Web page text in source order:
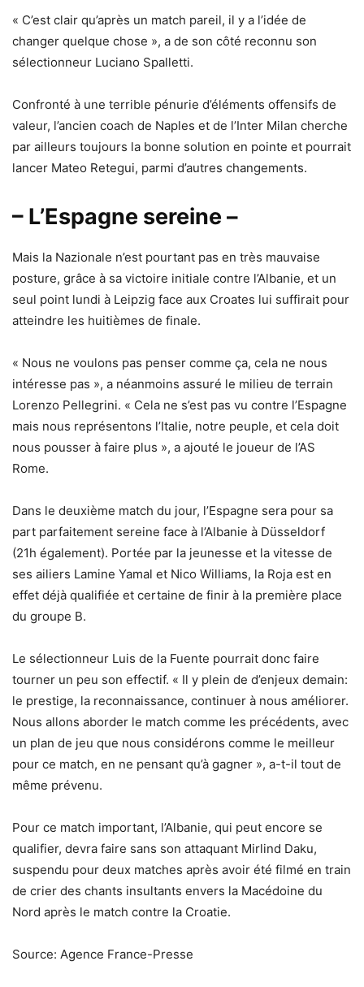
« C’est clair qu’après un match pareil, il y a l’idée de
changer quelque chose », a de son côté reconnu son
sélectionneur Luciano Spalletti.
Confronté à une terrible pénurie d’éléments offensifs de
valeur, l’ancien coach de Naples et de l’Inter Milan cherche
par ailleurs toujours la bonne solution en pointe et pourrait
lancer Mateo Retegui, parmi d’autres changements.
– L’Espagne sereine –
Mais la Nazionale n’est pourtant pas en très mauvaise
posture, grâce à sa victoire initiale contre l’Albanie, et un
seul point lundi à Leipzig face aux Croates lui suffirait pour
atteindre les huitièmes de finale.
« Nous ne voulons pas penser comme ça, cela ne nous
intéresse pas », a néanmoins assuré le milieu de terrain
Lorenzo Pellegrini. « Cela ne s’est pas vu contre l’Espagne
mais nous représentons l’Italie, notre peuple, et cela doit
nous pousser à faire plus », a ajouté le joueur de l’AS
Rome.
Dans le deuxième match du jour, l’Espagne sera pour sa
part parfaitement sereine face à l’Albanie à Düsseldorf
(21h également). Portée par la jeunesse et la vitesse de
ses ailiers Lamine Yamal et Nico Williams, la Roja est en
effet déjà qualifiée et certaine de finir à la première place
du groupe B.
Le sélectionneur Luis de la Fuente pourrait donc faire
tourner un peu son effectif. « Il y plein de d’enjeux demain:
le prestige, la reconnaissance, continuer à nous améliorer.
Nous allons aborder le match comme les précédents, avec
un plan de jeu que nous considérons comme le meilleur
pour ce match, en ne pensant qu’à gagner », a-t-il tout de
même prévenu.
Pour ce match important, l’Albanie, qui peut encore se
qualifier, devra faire sans son attaquant Mirlind Daku,
suspendu pour deux matches après avoir été filmé en train
de crier des chants insultants envers la Macédoine du
Nord après le match contre la Croatie.
Source: Agence France-Presse